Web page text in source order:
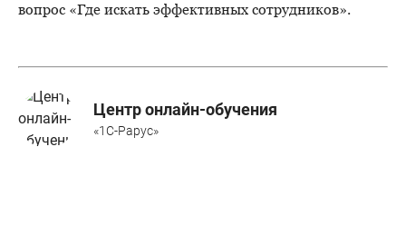
вопрос «Где искать эффективных сотрудников».
Центр онлайн-обучения
«1С-Рарус»